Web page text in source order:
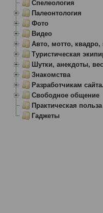
Спелеология
Палеонтология
Фото
Видео
Авто, мотто, квадро,
Туристическая
Шутки, анекдоты,
Знакомства
Разработчикам
Свободное общение
Практическая польза
Гаджеты